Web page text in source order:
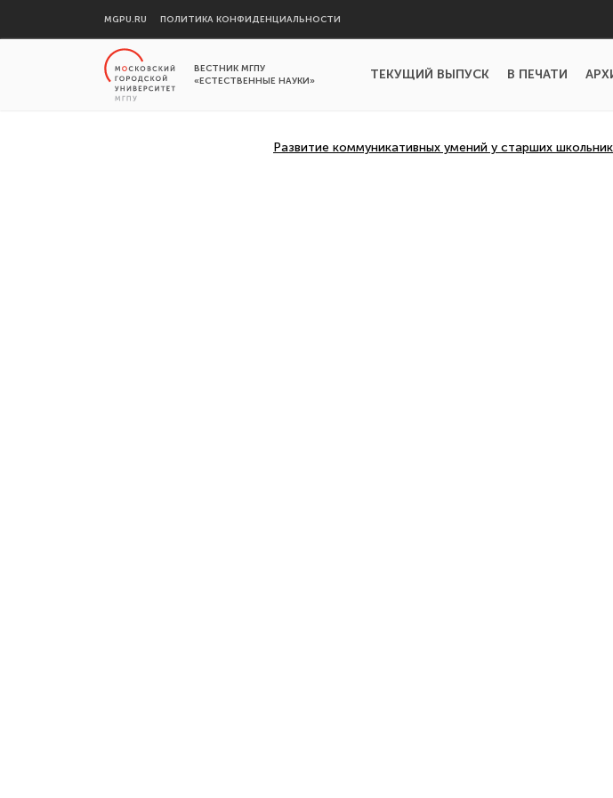
MGPU.RU ПОЛИТИКА КОНФИДЕНЦИАЛЬНОСТИ
ВЕСТНИК МГПУ
«ЕСТЕСТВЕННЫЕ НАУКИ»
ТЕКУЩИЙ ВЫПУСК В ПЕЧАТИ
Развитие коммуникативных умений у старших